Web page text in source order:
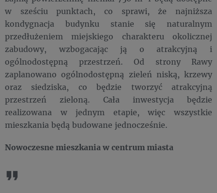
w sześciu punktach, co sprawi, że najniższa
kondygnacja budynku stanie się naturalnym
przedłużeniem miejskiego charakteru okolicznej
zabudowy, wzbogacając ją o atrakcyjną i
ogólnodostępną przestrzeń. Od strony Rawy
zaplanowano ogólnodostępną zieleń niską, krzewy
oraz siedziska, co będzie tworzyć atrakcyjną
przestrzeń zieloną. Cała inwestycja będzie
realizowana w jednym etapie, więc wszystkie
mieszkania będą budowane jednocześnie.
Nowoczesne mieszkania w centrum miasta